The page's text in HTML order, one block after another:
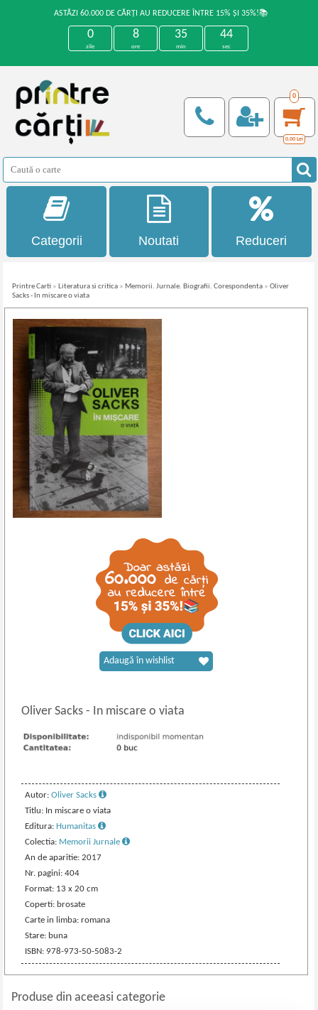
ASTĂZI 60.000 DE CĂRȚI AU REDUCERE ÎNTRE 15% ȘI 35%!📚
0
zile
8
ore
35
min
44
sec
0
0,00 Lei
Categorii Noutati Reduceri
Printre Carti » Literatura si critica » Memorii. Jurnale. Biografii. Corespondenta »Oliver
Sacks - In miscare o viata
Oliver Sacks- In miscare o viata
Autor:Oliver Sacks
Titlu: In miscare o viata
Editura: Humanitas
Colectia: Memorii Jurnale
An de aparitie: 2017
Nr. pagini: 404
Format: 13 x 20 cm
Coperti: brosate
Carte in limba: romana
Stare: buna
ISBN: 978-973-50-5083-2
Adaugă în wishlist
Produse din aceeasi categorie